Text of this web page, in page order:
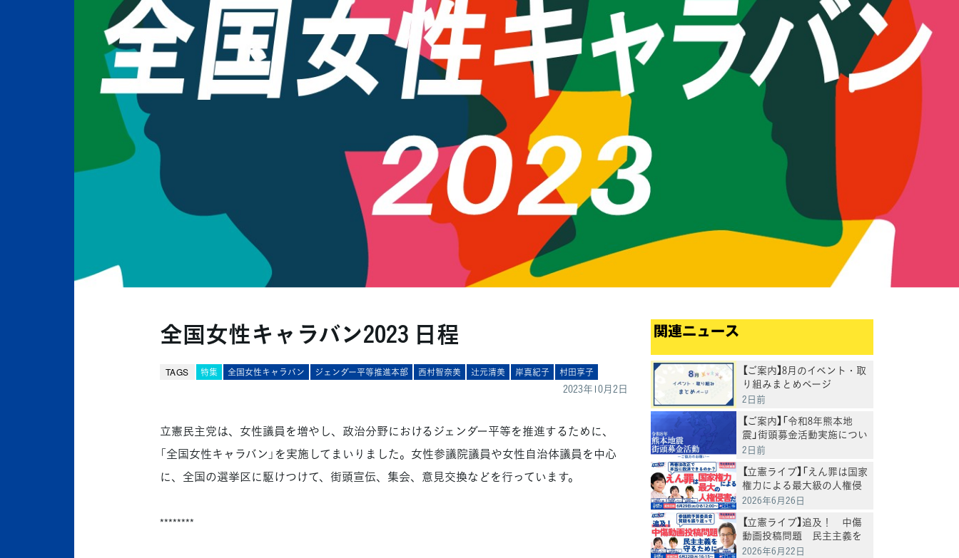
全国女性キャラバン2023 日程
TAGS 特集 全国女性キャラバン ジェンダー平等推進本部 西村智奈美 辻󠄀元清美 岸真紀子 村田享子
2023年10月2日
立憲民主党は、女性議員を増やし、政治分野におけるジェンダー平等を推進するために、
「全国女性キャラバン」を実施してまいりました。女性参議院議員や女性自治体議員を中心
に、全国の選挙区に駆けつけて、街頭宣伝、集会、意見交換などを行っています。
********
関連ニュース
【ご案内】8月のイベント・取
り組みまとめページ
2日前
【ご案内】「令和8年熊本地
震」街頭募金活動実施につい
て
2日前
【立憲ライブ】「えん罪は国家
権力による最大級の人権侵
害だ 再審法改正で本当に
×村田きょうこ×山内かな
こ
2026年6月26日
【立憲ライブ】追及！ 中傷
動画投稿問題 民主主義を
守るために 杉尾秀哉×村
2026年6月22日